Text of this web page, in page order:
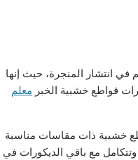
انتشار المنجرة، حيث إنها
قواطع خشبية الخبر معلم
خشبية ذات مقاسات مناسبة
مع باقي الديكورات في